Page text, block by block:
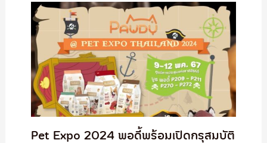
Pet Expo 2024 พอดี้พร้อมเปิดกรุสมบัติ